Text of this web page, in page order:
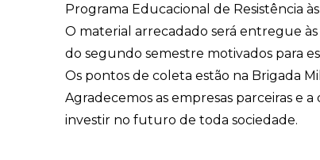
Programa Educacional de Resistência
O material arrecadado será entregue
do segundo semestre motivados para
Os pontos de coleta estão na Brigada
Agradecemos as empresas parceiras e
investir no futuro de toda sociedade.